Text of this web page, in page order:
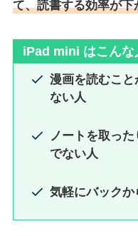
て、読書する効率が
iPad mini はこんな
漫画を読むこと
ない人
ノートを取っ
でない人
気軽にバック